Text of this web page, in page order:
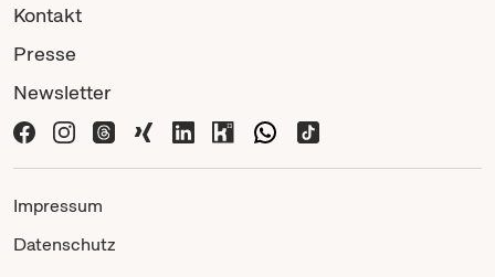
Kontakt
Presse
Newsletter
Impressum
Datenschutz